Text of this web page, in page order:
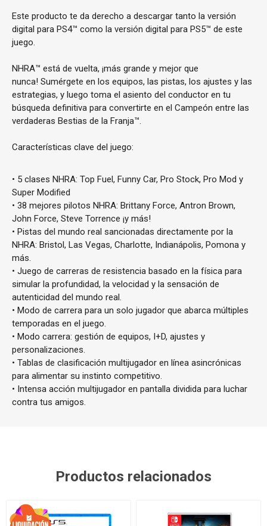
Este producto te da derecho a descargar tanto la versión
digital para PS4™ como la versión digital para PS5™ de este
juego.
NHRA™ está de vuelta, ¡más grande y mejor que
nunca! Sumérgete en los equipos, las pistas, los ajustes y las
estrategias, y luego toma el asiento del conductor en tu
búsqueda definitiva para convertirte en el Campeón entre las
verdaderas Bestias de la Franja™.
Características clave del juego:
• 5 clases NHRA: Top Fuel, Funny Car, Pro Stock, Pro Mod y
Super Modified
• 38 mejores pilotos NHRA: Brittany Force, Antron Brown,
John Force, Steve Torrence ¡y más!
• Pistas del mundo real sancionadas directamente por la
NHRA: Bristol, Las Vegas, Charlotte, Indianápolis, Pomona y
más.
• Juego de carreras de resistencia basado en la física para
simular la profundidad, la velocidad y la sensación de
autenticidad del mundo real.
• Modo de carrera para un solo jugador que abarca múltiples
temporadas en el juego.
• Modo carrera: gestión de equipos, I+D, ajustes y
personalizaciones.
• Tablas de clasificación multijugador en línea asincrónicas
para alimentar su instinto competitivo.
• Intensa acción multijugador en pantalla dividida para luchar
contra tus amigos.
Productos relacionados